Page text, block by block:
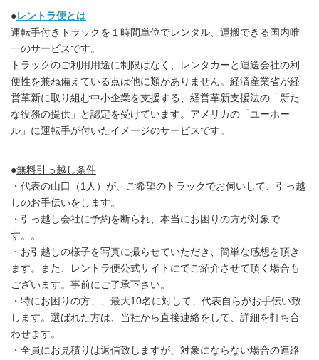
●レントラ便とは
運転手付きトラックを１時間単位でレンタル、運搬できる国内唯
一のサービスです。
トラックのご利用用途に制限はなく、レンタカーと運送会社の利
便性を兼ね備えている点は他に類がありません。経済産業省が経
営革新に取り組む中小企業を支援する、経営革新支援法の「新た
な役務の提供」と認定を受けています。アメリカの「ユーホー
ル」に運転手が付いたイメージのサービスです。
●無料引っ越し条件
・代表の山口（1人）が、ご希望のトラックでお伺いして、引っ越
しのお手伝いをします。
・引っ越し会社に予約を断られ、本当にお困りの方が対象で
す。。
・お引越しの様子を写真に撮らせていただき、簡単な感想を頂き
ます。また、レントラ便公式サイトにてご紹介させて頂く場合も
ございます。事前にご了承下さい。
・特にお困りの方、、最大10名に対して、代表自らがお手伝い致
します。選ばれた方は、当社から直接連絡をして、詳細を打ち合
わせます。
・全員にお見積りは返信致しますが、対象にならない場合の連絡